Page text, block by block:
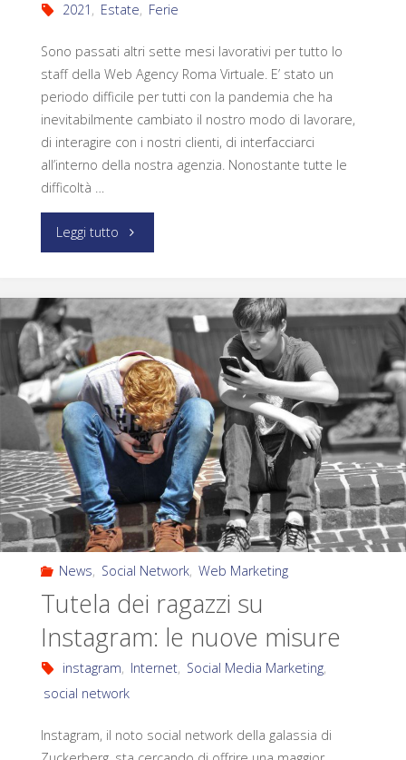
2021 , Estate, Ferie
Sono passati altri sette mesi lavorativi per tutto lo
staff della Web Agency Roma Virtuale. E’ stato un
periodo difficile per tutti con la pandemia che ha
inevitabilmente cambiato il nostro modo di lavorare,
di interagire con i nostri clienti, di interfacciarci
all’interno della nostra agenzia. Nonostante tutte le
difficoltà …
Leggi tutto
News, Social Network, Web Marketing
Tutela dei ragazzi su
Instagram: le nuove misure
instagram, Internet, Social Media Marketing,
social network
Instagram, il noto social network della galassia di